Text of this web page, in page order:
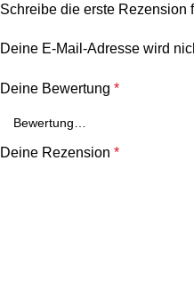
Schreibe die erste Rezension
Deine E-Mail-Adresse wird
Deine Bewertung *
Deine Rezension *